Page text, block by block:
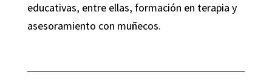
educativas, entre ellas, formación en terapia y
asesoramiento con muñecos.